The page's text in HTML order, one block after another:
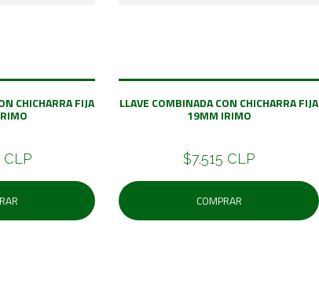
CHICHARRA FIJA
CLP
LLAVE COMBINADA CON CHICHARRA FIJA
19MM IRIMO
$7.515 CLP
COMPRAR